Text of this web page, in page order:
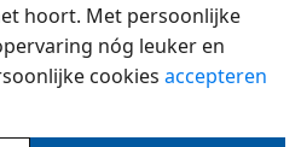
door klanten
hoort. Met persoonlijke
nóg leuker en
cookies accepteren